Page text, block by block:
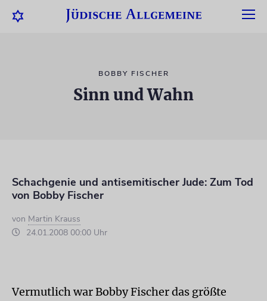
BOBBY FISCHER
Sinn und Wahn
Schachgenie und antisemitischer Jude: Zum Tod
von Bobby Fischer
von Martin Krauss
24.01.2008 00:00 Uhr
Vermutlich war Bobby Fischer das größte